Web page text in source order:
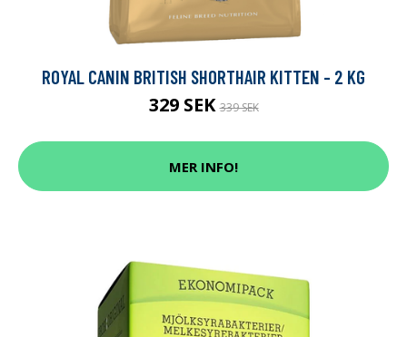
ROYAL CANIN BRITISH SHORTHAIR KITTEN - 2 KG
329 SEK339 SEK
MER INFO!